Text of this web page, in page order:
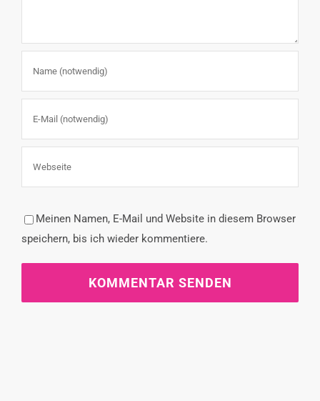
Meinen Namen, E-Mail und Website in diesem Browser
speichern, bis ich wieder kommentiere.